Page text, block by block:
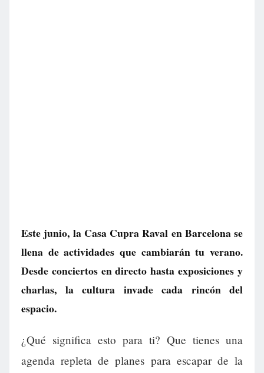
Este junio, la Casa Cupra Raval en Barcelona se
llena de actividades que cambiarán tu verano.
Desde conciertos en directo hasta exposiciones y
charlas, la cultura invade cada rincón del
espacio.
¿Qué significa esto para ti? Que tienes una
agenda repleta de planes para escapar de la